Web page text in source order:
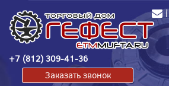
+7 (812) 309-41-36
Заказать звонок